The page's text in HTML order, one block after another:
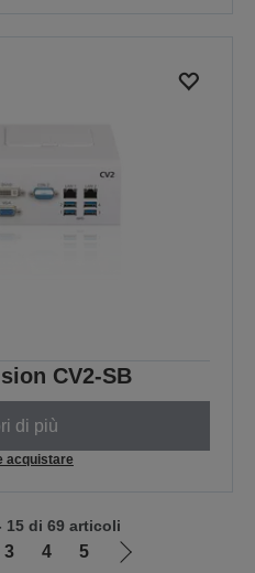
CV2-SB
di più
acquistare
3 4 5
Vai
15 di 69 articoli